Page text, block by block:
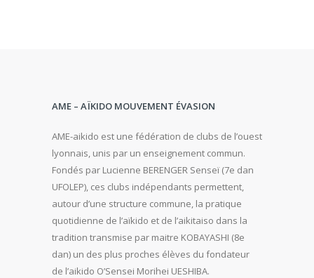
AME – AÏKIDO MOUVEMENT ÉVASION
AME-aikido est une fédération de clubs de l’ouest
lyonnais, unis par un enseignement commun.
Fondés par Lucienne BERENGER Senseï (7e dan
UFOLEP), ces clubs indépendants permettent,
autour d’une structure commune, la pratique
quotidienne de l’aïkido et de l’aikitaiso dans la
tradition transmise par maitre KOBAYASHI (8e
dan) un des plus proches élèves du fondateur
de l’aikido O’Sensei Morihei UESHIBA.